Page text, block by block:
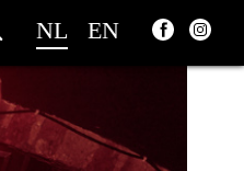
NL EN